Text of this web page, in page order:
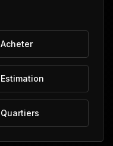
Acheter
Estimation
Quartiers